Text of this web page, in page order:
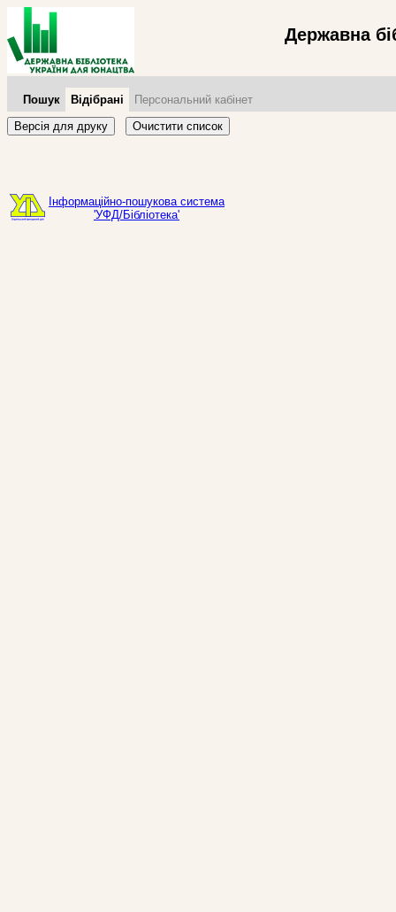
Державна
Пошук Відібрані
Персональний кабінет
Версія для друку
Очистити список
Інформаційно-пошукова система
'УФД/Бібліотека'